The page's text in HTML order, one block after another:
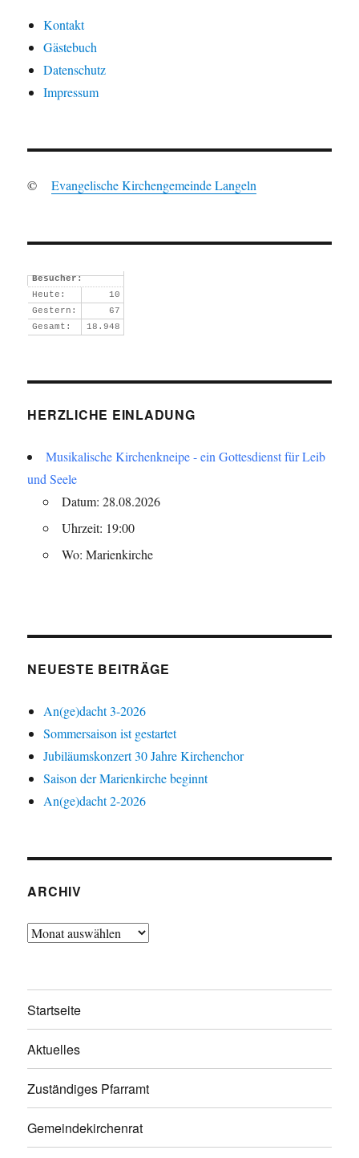
Kontakt
Gästebuch
Datenschutz
Impressum
©Evangelische Kirchengemeinde Langeln
Besucher:
Heute:
10
Gestern:
67
Gesamt:
18.948
HERZLICHE EINLADUNG
Musikalische Kirchenkneipe - ein Gottesdienst für Leib
und Seele
Datum: 28.08.2026
Uhrzeit: 19:00
Wo: Marienkirche
NEUESTE BEITRÄGE
An(ge)dacht 3-2026
Sommersaison ist gestartet
Jubiläumskonzert 30 Jahre Kirchenchor
Saison der Marienkirche beginnt
An(ge)dacht 2-2026
ARCHIV
Archiv
Startseite
Aktuelles
Zuständiges Pfarramt
Gemeindekirchenrat